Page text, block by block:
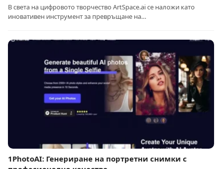
В света на цифровото творчество ArtSpace.ai се наложи като
иновативен инструмент за превръщане на…
1PhotoAI: Генериране на портретни снимки с